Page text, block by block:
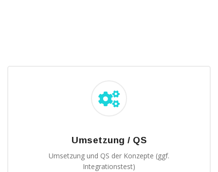
Umsetzung / QS
Umsetzung und QS der Konzepte (ggf.
Integrationstest)